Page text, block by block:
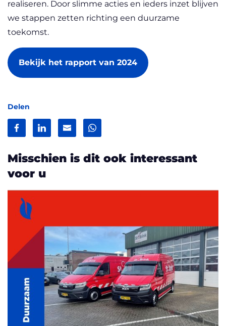
realiseren. Door slimme acties en ieders inzet blijven
we stappen zetten richting een duurzame
toekomst.
Bekijk het rapport van 2024
Delen
Misschien is dit ook interessant
voor u